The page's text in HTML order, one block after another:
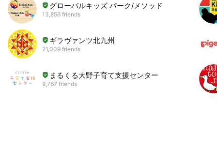
グローバルキッズ パーク/メソッド
13,856 friends
ギラヴァンツ北九州
21,009 friends
まるくる大野子育て支援センター
9,767 friends